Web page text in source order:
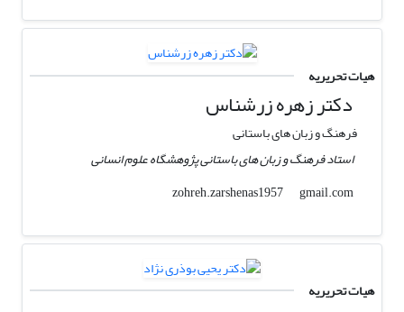
هیات تحریریه
دکتر زهره زرشناس
فرهنگ و زبان های باستانی
استاد فرهنگ و زبان های باستانی پژوهشگاه علوم انسانی
zohreh.zarshenas1957
gmail.com
هیات تحریریه